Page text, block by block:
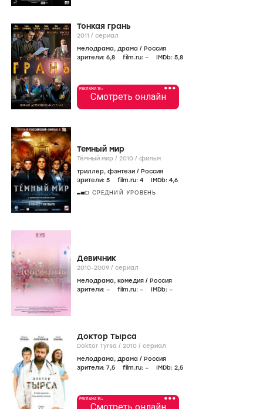
Тонкая грань
2011 / сериал
мелодрама, драма / Россия
зрители: 6,8 film.ru: – IMDb: 5,8
•••
РЕКЛАМА 18+
Смотреть онлайн
Темный мир
Тёмный мир / 2010 / фильм
триллер, фэнтези / Россия
зрители: 5 film.ru: 4 IMDb: 4,6
СРЕДНИЙ УРОВЕНЬ
Девичник
2010-2009 / сериал
мелодрама, комедия / Россия
зрители: – film.ru: – IMDb: –
Доктор Тырса
Doktor Tyrsa / 2010 / сериал
мелодрама, драма / Россия
зрители: 7,5 film.ru: – IMDb: 2,5
•••
РЕКЛАМА 18+